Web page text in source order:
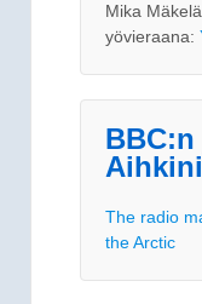
Mika
yövieraana:
The radio
the Arctic